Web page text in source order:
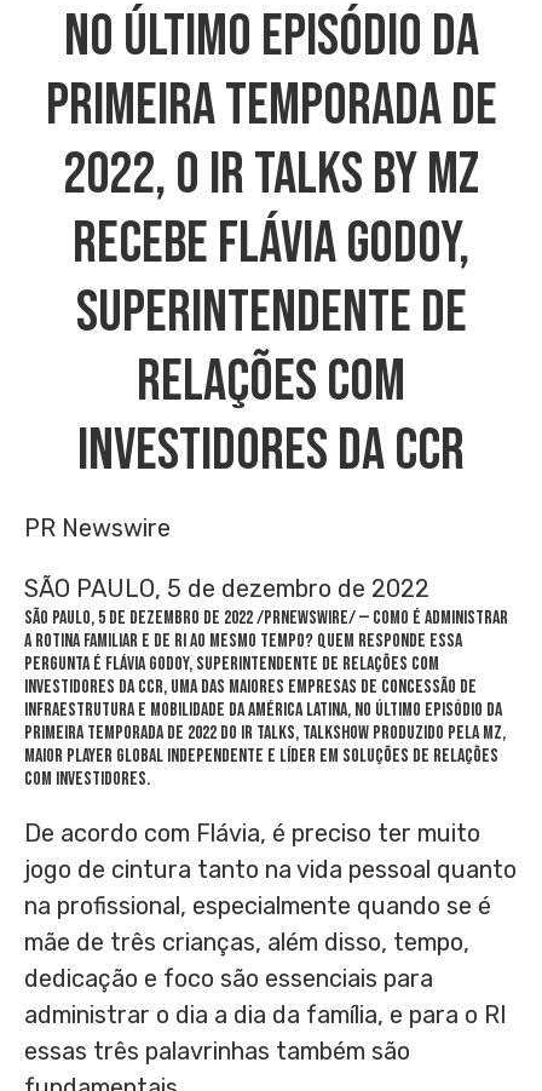
No Último Episódio Da
Primeira Temporada De
2022, O IR Talks By MZ
Recebe Flávia Godoy,
Superintendente De
Relações Com
Investidores Da CCR
PR Newswire
SÃO PAULO, 5 de dezembro de 2022
SÃO PAULO, 5 de dezembro de 2022/PRNewswire/ — Como é administrar
a rotina familiar e de RI ao mesmo tempo? Quem responde essa
pergunta é Flávia Godoy, superintendente de Relações com
Investidores da CCR, uma das maiores empresas de concessão de
infraestrutura e mobilidade da américa latina, no último episódio da
primeira temporada de 2022 do IR Talks, talkshow produzido pela MZ,
maior player global independente e líder em soluções de relações
com investidores.
De acordo com Flávia, é preciso ter muito
jogo de cintura tanto na vida pessoal quanto
na profissional, especialmente quando se é
mãe de três crianças, além disso, tempo,
dedicação e foco são essenciais para
administrar o dia a dia da família, e para o RI
essas três palavrinhas também são